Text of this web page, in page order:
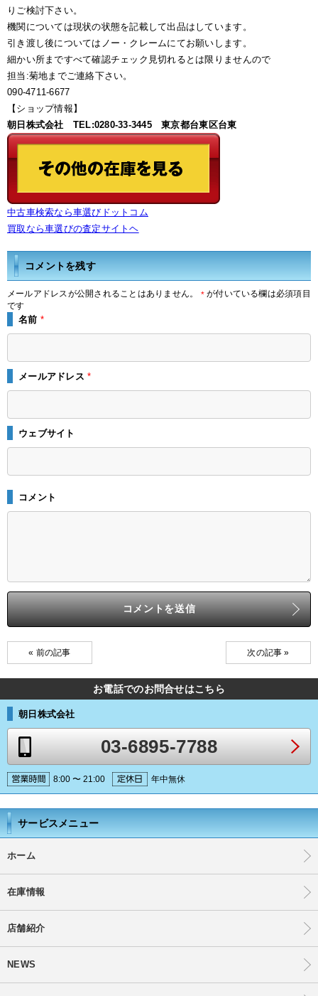
りご検討下さい。
機関については現状の状態を記載して出品はしています。
引き渡し後についてはノー・クレームにてお願いします。
細かい所まですべて確認チェック見切れるとは限りませんので
担当:菊地までご連絡下さい。
090-4711-6677
【ショップ情報】
朝日株式会社 TEL:0280-33-3445 東京都台東区台東
中古車検索なら車選びドットコム
買取なら車選びの査定サイトヘ
コメントを残す
メールアドレスが公開されることはありません。 *が付いている欄は必須項目
です
名前 *
メールアドレス*
ウェブサイト
コメント
« 前の記事 次の記事 »
お電話でのお問合せはこちら
朝日株式会社
03-6895-7788
8:00 〜 21:00 年中無休
サービスメニュー
ホーム
在庫情報
店舗紹介
NEWS